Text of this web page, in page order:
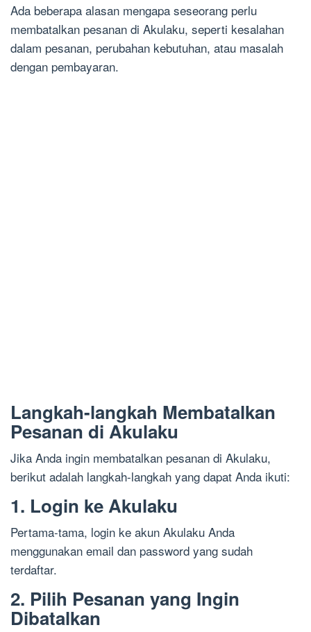
Ada beberapa alasan mengapa seseorang perlu
membatalkan pesanan di Akulaku, seperti kesalahan
dalam pesanan, perubahan kebutuhan, atau masalah
dengan pembayaran.
Langkah-langkah Membatalkan
Pesanan di Akulaku
Jika Anda ingin membatalkan pesanan di Akulaku,
berikut adalah langkah-langkah yang dapat Anda ikuti:
1. Login ke Akulaku
Pertama-tama, login ke akun Akulaku Anda
menggunakan email dan password yang sudah
terdaftar.
2. Pilih Pesanan yang Ingin
Dibatalkan